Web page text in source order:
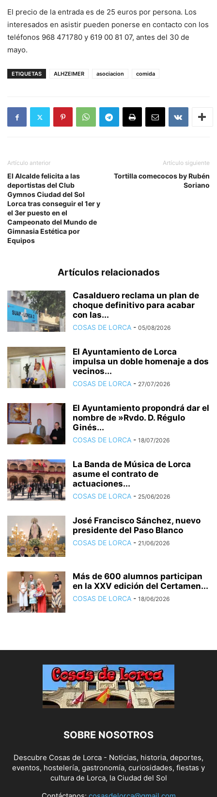
El precio de la entrada es de 25 euros por persona. Los
interesados en asistir pueden ponerse en contacto con los
teléfonos 968 471780 y 619 00 81 07, antes del 30 de
mayo.
ETIQUETAS ALHZEIMER asociacion comida
Artículo anterior
El Alcalde felicita a las
deportistas del Club
Gymnos Ciudad del Sol
Lorca tras conseguir el 1er y
el 3er puesto en el
Campeonato del Mundo de
Gimnasia Estética por
Equipos
Artículo siguiente
Tortilla comecocos by Rubén
Soriano
Artículos relacionados
Casalduero reclama un plan de
choque definitivo para acabar
con las...
COSAS DE LORCA - 05/08/2026
El Ayuntamiento de Lorca
impulsa un doble homenaje a dos
vecinos...
COSAS DE LORCA - 27/07/2026
El Ayuntamiento propondrá dar el
nombre de »Rvdo. D. Régulo
Ginés...
COSAS DE LORCA - 18/07/2026
La Banda de Música de Lorca
asume el contrato de
actuaciones...
COSAS DE LORCA - 25/06/2026
José Francisco Sánchez, nuevo
presidente del Paso Blanco
COSAS DE LORCA - 21/06/2026
Más de 600 alumnos participan
en la XXV edición del Certamen...
COSAS DE LORCA - 18/06/2026
SOBRE NOSOTROS
Descubre Cosas de Lorca - Noticias, historia, deportes,
eventos, hostelería, gastronomía, curiosidades, fiestas y
cultura de Lorca, la Ciudad del Sol